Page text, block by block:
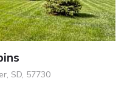
SD, 57730